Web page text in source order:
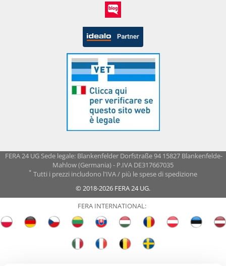
FERA 24 UG Sede legale: Blankenfelder Dorfstraße 94 15827 Blankenfelde-
Mahlow (Germania) - P.IVA DE317667035
* Tutti i prezzi includono l'IVA / più le spese di spedizione
© 2018-2026 FERA 24 UG.
FERA INTERNATIONAL: